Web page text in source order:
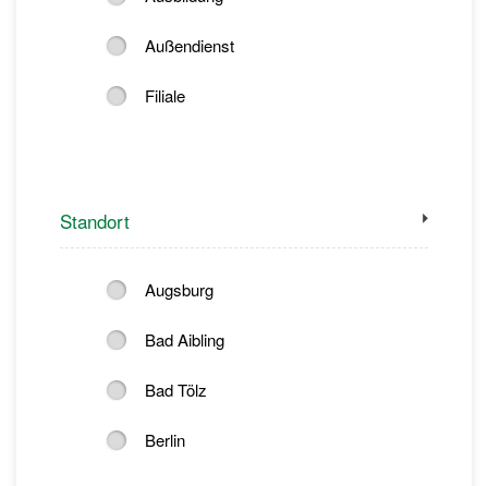
Außendienst
Filiale
Standort
Augsburg
Bad Aibling
Bad Tölz
Berlin